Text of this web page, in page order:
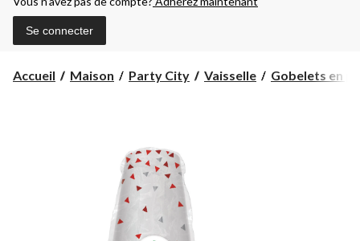
Se connecter
Accueil Maison Party City Vaisselle Gobelets en